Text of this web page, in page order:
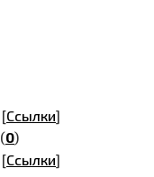
[Ссылки]
(0)
[Ссылки]